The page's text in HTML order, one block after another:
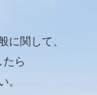
に関して、
たら
。